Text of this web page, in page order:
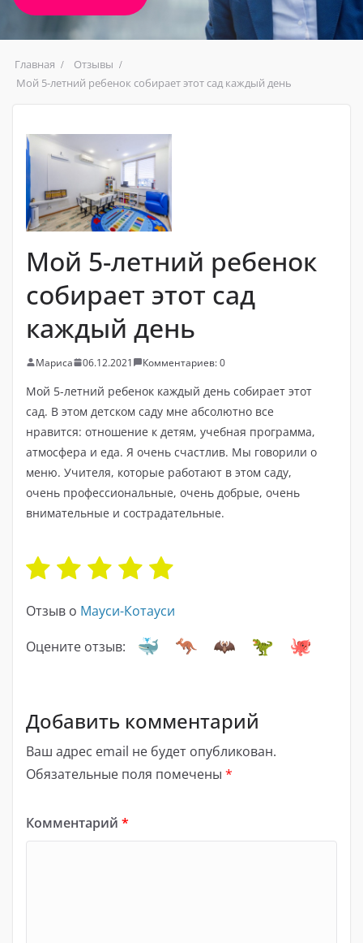
Главная
Отзывы
Мой 5-летний ребенок собирает этот сад каждый день
Мой 5-летний ребенок
собирает этот сад
каждый день
Мариса 06.12.2021 Комментариев: 0
Мой 5-летний ребенок каждый день собирает этот
сад. В этом детском саду мне абсолютно все
нравится: отношение к детям, учебная программа,
атмосфера и еда. Я очень счастлив. Мы говорили о
меню. Учителя, которые работают в этом саду,
очень профессиональные, очень добрые, очень
внимательные и сострадательные.
Отзыв о Мауси-Котауси
Оцените отзыв:
Добавить комментарий
Ваш адрес email не будет опубликован.
Обязательные поля помечены *
Комментарий *